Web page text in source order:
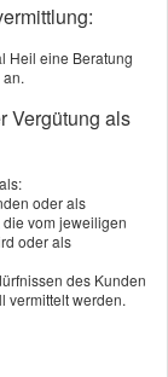
Haft­
für einen
Ein
beißt
am Hochsitz. Die
auf und
wird Sie
Sie persönlich
Heil eine Beratung
Vergütung als
oder als
vom jeweiligen
oder als
des Kunden
vermittelt werden.